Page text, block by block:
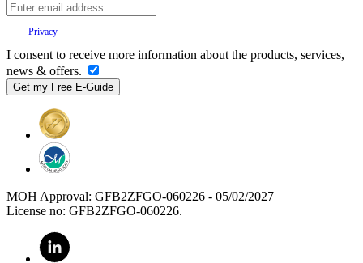
Privacy
I consent to receive more information about the products, services,
news & offers.
MOH Approval: GFB2ZFGO-060226 - 05/02/2027
License no: GFB2ZFGO-060226.